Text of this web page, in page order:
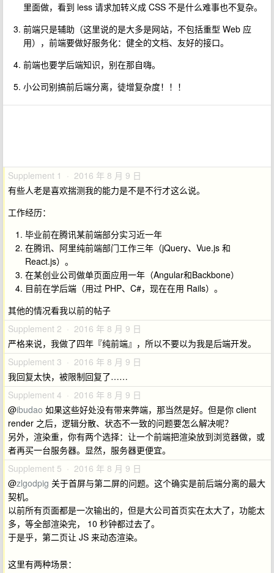
里面做，看到 less 请求加转义成 CSS 不是什么难事也不复杂。
前端只是辅助（这里说的是大多是网站，不包括重型 Web 应
用），前端要做好服务化：健全的文档、友好的接口。
前端也要学后端知识，别在那自嗨。
小公司别搞前后端分离，徒增复杂度！！！
Supplement 1 · 2016 年 8 月 9 日
有些人老是喜欢揣测我的能力是不是不行才这么说。
工作经历：
毕业前在腾讯某前端部分实习近一年
在腾讯、阿里纯前端部门工作三年（jQuery、Vue.js 和
React.js）。
在某创业公司做单页面应用一年（Angular和Backbone）
目前在学后端（用过 PHP、C#，现在在用 Rails）。
其他的情况看我以前的帖子
Supplement 2 · 2016 年 8 月 9 日
严格来说，我做了四年『纯前端』，所以不要以为我是后端开发。
Supplement 3 · 2016 年 8 月 9 日
我回复太快，被限制回复了……
Supplement 4 · 2016 年 8 月 9 日
@ibudao 如果这些好处没有带来弊端，那当然是好。但是你 client
render 之后，逻辑分散、状态不一致的问题要怎么解决呢？
另外，渲染重，你有两个选择：让一个前端把渲染放到浏览器做，或
者再买一台服务器。显然，服务器更便宜。
Supplement 5 · 2016 年 8 月 9 日
@zlgodpig 关于首屏与第二屏的问题。这个确实是前后端分离的最大
契机。
以前所有页面都是一次输出的，但是大公司首页实在太大了，功能太
多，等全部渲染完， 10 秒钟都过去了。
于是乎，第二页让 JS 来动态渲染。
这里有两种场景：